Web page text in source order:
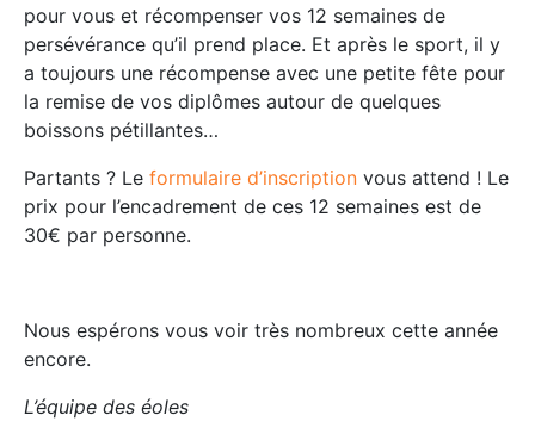
pour vous et récompenser vos 12 semaines de
persévérance qu’il prend place. Et après le sport, il y
a toujours une récompense avec une petite fête pour
la remise de vos diplômes autour de quelques
boissons pétillantes…
Partants ? Le formulaire d’inscription vous attend ! Le
prix pour l’encadrement de ces 12 semaines est de
30€ par personne.
Nous espérons vous voir très nombreux cette année
encore.
L’équipe des éoles